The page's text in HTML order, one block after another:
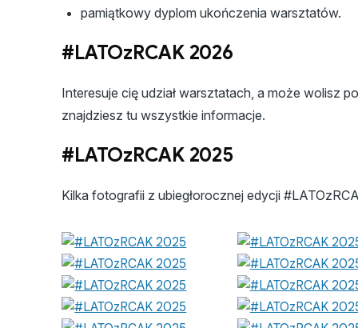
pamiątkowy dyplom ukończenia warsztatów.
#LATOzRCAK 2026
Interesuje cię udział warsztatach, a może wolisz
znajdziesz tu wszystkie informacje.
#LATOzRCAK 2025
Kilka fotografii z ubiegłorocznej edycji